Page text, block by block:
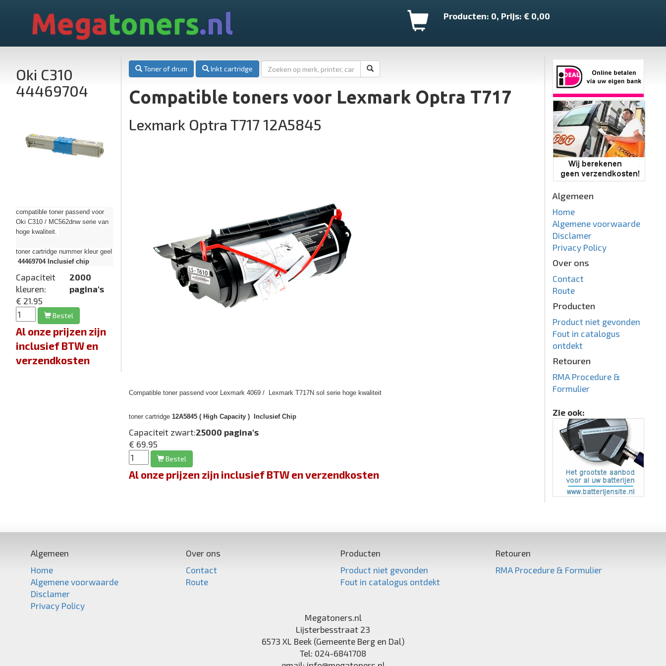
Megatoners.nl Producten: 0, Prijs: € 0,00
Oki C310
44469704
compatible toner passend voor
Oki C310 / MC562dnw serie van
hoge kwaliteit.
toner cartridge nummer kleur geel
44469704Inclusief chip
Capaciteit
kleuren:
2000
pagina's
€ 21.95
Bestel
Al onze prijzen zijn
inclusief BTW en
verzendkosten
Toner of drum Inkt cartridge
Compatible toners voor Lexmark Optra T717
Lexmark Optra T717 12A5845
Compatible toner passend voor Lexmark 4069 / Lexmark T717N sol serie hoge kwaliteit
toner cartridge 12A5845 ( High Capacity ) Inclusief Chip
Capaciteit zwart:25000 pagina's
€ 69.95
Bestel
Al onze prijzen zijn inclusief BTW en verzendkosten
Algemeen
Home
Algemene voorwaarde
Disclamer
Privacy Policy
Over ons
Contact
Route
Producten
Product niet gevonden
Fout in catalogus
ontdekt
Retouren
RMA Procedure &
Formulier
Zie ook:
Algemeen
Home
Algemene voorwaarde
Disclamer
Privacy Policy
Over ons
Contact
Route
Producten
Product niet gevonden
Fout in catalogus ontdekt
Retouren
RMA Procedure & Formulier
Megatoners.nl
Lijsterbesstraat 23
6573 XL Beek (Gemeente Berg en Dal)
Tel: 024-6841708